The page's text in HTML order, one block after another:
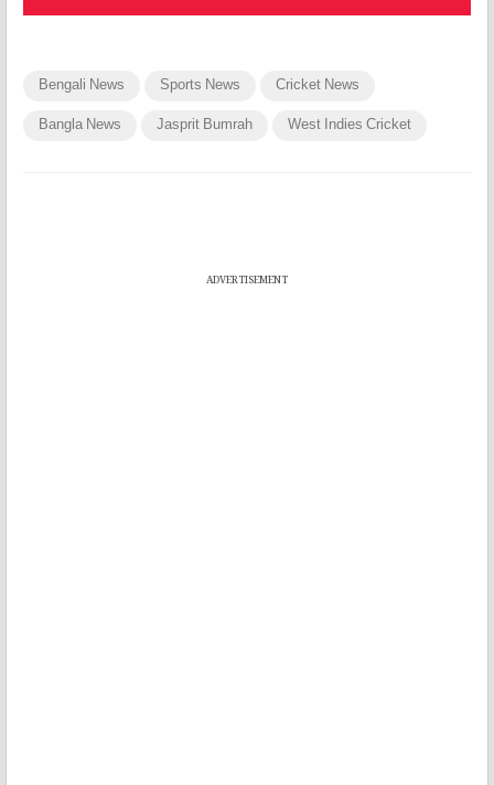
Bengali News Sports News Cricket News
Bangla News Jasprit Bumrah West Indies Cricket
ADVERTISEMENT